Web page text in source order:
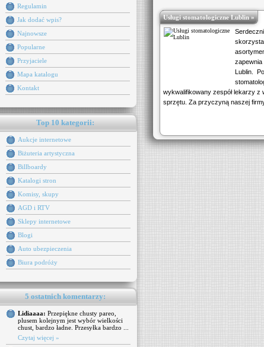
Regulamin
Jak dodać wpis?
Najnowsze
Popularne
Przyjaciele
Mapa katalogu
Kontakt
Top 10 kategorii:
Aukcje internetowe
Biżuteria artystyczna
Billboardy
Katalogi stron
Komisy, skupy
AGD i RTV
Sklepy internetowe
Blogi
Auto ubezpieczenia
Biura podróży
5 ostatnich komentarzy:
Lidiaaaa: Przepiękne chusty pareo,
plusem kolejnym jest wybór wielkości
chust, bardzo ładne. Przesyłka bardzo ...
Czytaj więcej »
Usługi stomatologiczne Lublin »
Lublin.
wykwalifikowany zespół lekarzy
sprzętu. Za przyczyną naszej firmy